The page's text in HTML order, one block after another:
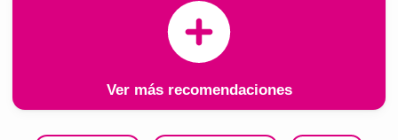
Ver más recomendaciones